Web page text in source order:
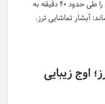
سبکی وارد می‌شویم که ما را طی حدود ۴۰ دقیقه به
آبشار تماشایی ترز.
اوج زیبایی